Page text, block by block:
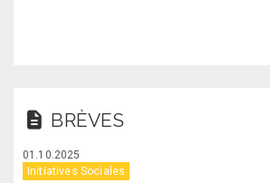
BRÈVES
01.10.2025
Initiatives Sociales